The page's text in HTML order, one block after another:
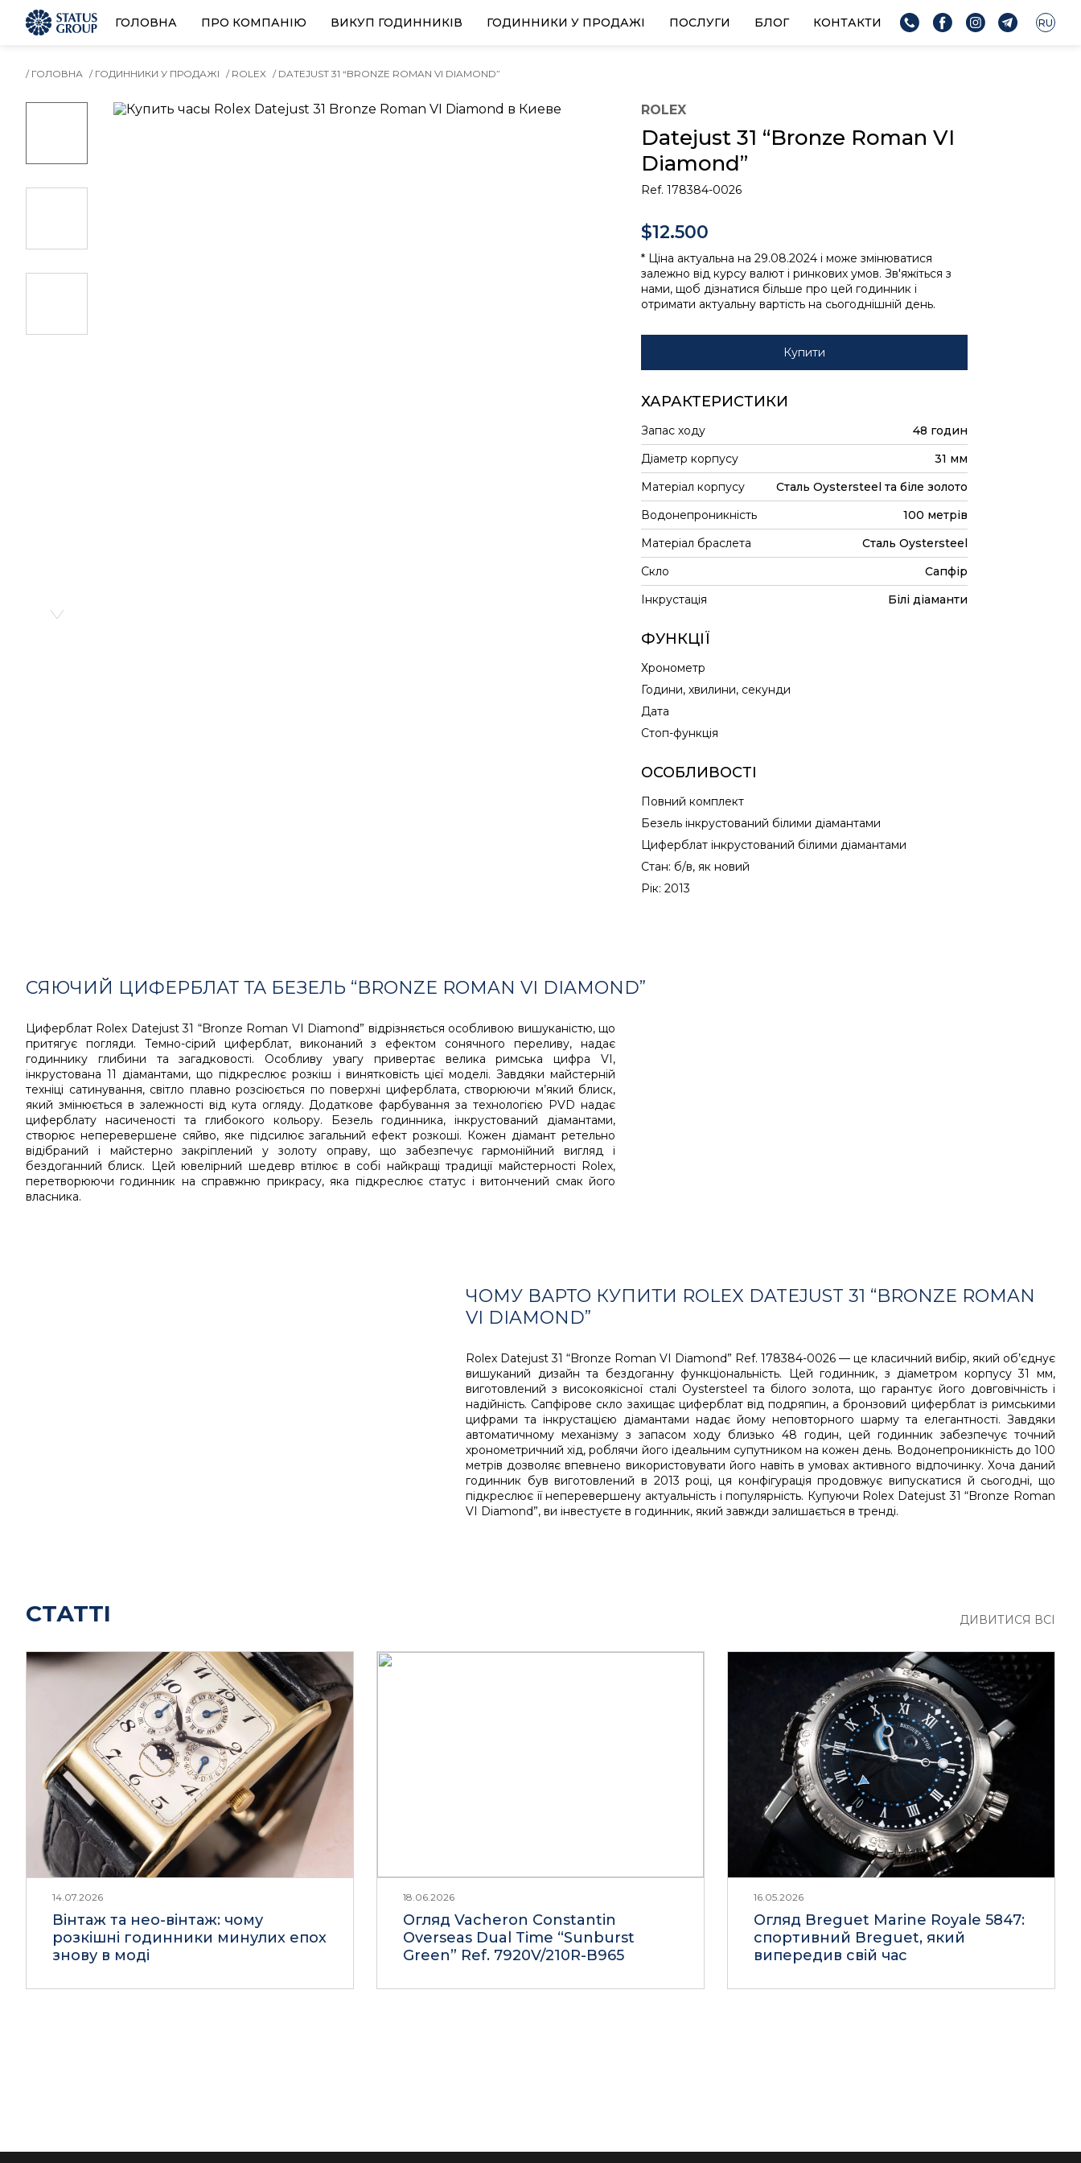
ГОЛОВНА ПРО КОМПАНІЮ ВИКУП ГОДИННИКІВ ГОДИННИКИ У ПРОДАЖІ ПОСЛУГИ БЛОГ КОНТАКТИ RU
/ ГОЛОВНА / ГОДИННИКИ У ПРОДАЖІ / ROLEX / DATEJUST 31 “BRONZE ROMAN VI DIAMOND”
ROLEX
Datejust 31 “Bronze Roman VI
Diamond”
Ref. 178384-0026
$12.500
* Ціна актуальна на 29.08.2024 і може змінюватися
залежно від курсу валют і ринкових умов. Зв'яжіться з
нами, щоб дізнатися більше про цей годинник і
отримати актуальну вартість на сьогоднішній день.
Купити
ХАРАКТЕРИСТИКИ
Запас ходу
48 годин
Діаметр корпусу
31 мм
Матеріал корпусу
Сталь Oystersteel та біле золото
Водонепроникність
100 метрів
Матеріал браслета
Сталь Oystersteel
Скло
Сапфір
Інкрустація
Білі діаманти
ФУНКЦІЇ
Хронометр
Години, хвилини, секунди
Дата
Cтоп-функція
ОСОБЛИВОСТІ
Повний комплект
Безель інкрустований білими діамантами
Циферблат інкрустований білими діамантами
Стан: б/в, як новий
Рік: 2013
СЯЮЧИЙ ЦИФЕРБЛАТ ТА БЕЗЕЛЬ “BRONZE ROMAN VI DIAMOND”
Циферблат Rolex Datejust 31 “Bronze Roman VI Diamond” відрізняється особливою вишуканістю, що
притягує погляди. Темно-сірий циферблат, виконаний з ефектом сонячного переливу, надає
годиннику глибини та загадковості. Особливу увагу привертає велика римська цифра VI,
інкрустована 11 діамантами, що підкреслює розкіш і винятковість цієї моделі. Завдяки майстерній
техніці сатинування, світло плавно розсіюється по поверхні циферблата, створюючи м’який блиск,
який змінюється в залежності від кута огляду. Додаткове фарбування за технологією PVD надає
циферблату насиченості та глибокого кольору. Безель годинника, інкрустований діамантами,
створює неперевершене сяйво, яке підсилює загальний ефект розкоші. Кожен діамант ретельно
відібраний і майстерно закріплений у золоту оправу, що забезпечує гармонійний вигляд і
бездоганний блиск. Цей ювелірний шедевр втілює в собі найкращі традиції майстерності Rolex,
перетворюючи годинник на справжню прикрасу, яка підкреслює статус і витончений смак його
власника.
ЧОМУ ВАРТО КУПИТИ ROLEX DATEJUST 31 “BRONZE ROMAN
VI DIAMOND”
Rolex Datejust 31 “Bronze Roman VI Diamond” Ref. 178384-0026 — це класичний вибір, який об’єднує
вишуканий дизайн та бездоганну функціональність. Цей годинник, з діаметром корпусу 31 мм,
виготовлений з високоякісної сталі Oystersteel та білого золота, що гарантує його довговічність і
надійність. Сапфірове скло захищає циферблат від подряпин, а бронзовий циферблат із римськими
цифрами та інкрустацією діамантами надає йому неповторного шарму та елегантності. Завдяки
автоматичному механізму з запасом ходу близько 48 годин, цей годинник забезпечує точний
хронометричний хід, роблячи його ідеальним супутником на кожен день. Водонепроникність до 100
метрів дозволяє впевнено використовувати його навіть в умовах активного відпочинку. Хоча даний
годинник був виготовлений в 2013 році, ця конфігурація продовжує випускатися й сьогодні, що
підкреслює її неперевершену актуальність і популярність. Купуючи Rolex Datejust 31 “Bronze Roman
VI Diamond”, ви інвестуєте в годинник, який завжди залишається в тренді.
СТАТТІ ДИВИТИСЯ ВСІ
14.07.2026
Вінтаж та нео-вінтаж: чому
розкішні годинники минулих епох
знову в моді
18.06.2026
Огляд Vacheron Constantin
Overseas Dual Time “Sunburst
Green” Ref. 7920V/210R-B965
16.05.2026
Огляд Breguet Marine Royale 5847:
спортивний Breguet, який
випередив свій час